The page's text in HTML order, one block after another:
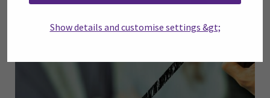
Show details and customise settings &gt;